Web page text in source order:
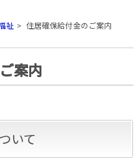
祉 住居確保給付金のご案内
案内
いて